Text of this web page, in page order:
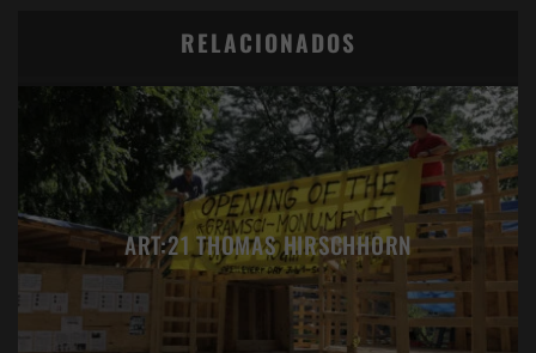
RELACIONADOS
ART:21 THOMAS HIRSCHHORN